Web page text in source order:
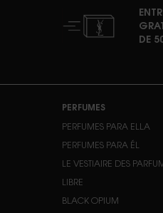
DE
PERFUMES
PERFUMES PARA ELLA
PERFUMES PARA ÉL
LE VESTIAIRE DES
LIBRE
BLACK OPIUM